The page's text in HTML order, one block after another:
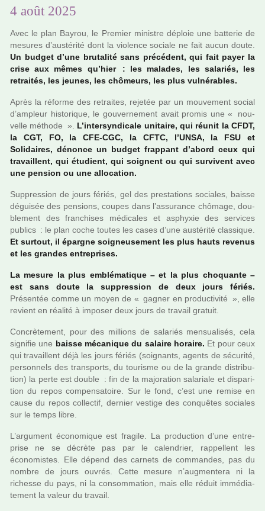
4 août 2025
Avec le plan Bayrou, le Premier minis­tre déploie une bat­te­rie de
mesu­res d’aus­té­rité dont la vio­lence sociale ne fait aucun doute.
Un budget d’une bru­ta­lité sans pré­cé­dent, qui fait payer la
crise aux mêmes qu’hier : les mala­des, les sala­riés, les
retrai­tés, les jeunes, les chô­meurs, les plus vul­né­ra­bles.
Après la réforme des retrai­tes, reje­tée par un mou­ve­ment social
d’ampleur his­to­ri­que, le gou­ver­ne­ment avait promis une « nou­
velle métho­de ». L’inter­syn­di­cale uni­taire, qui réunit la CFDT,
la CGT, FO, la CFE-CGC, la CFTC, l’UNSA, la FSU et
Solidaires, dénonce un budget frap­pant d’abord ceux qui
tra­vaillent, qui étudient, qui soi­gnent ou qui sur­vi­vent avec
une pen­sion ou une allo­ca­tion.
Suppression de jours fériés, gel des pres­ta­tions socia­les, baisse
dégui­sée des pen­sions, coupes dans l’assu­rance chô­mage, dou­
ble­ment des fran­chi­ses médi­ca­les et asphyxie des ser­vi­ces
publics : le plan coche toutes les cases d’une aus­té­rité clas­si­que.
Et sur­tout, il épargne soi­gneu­se­ment les plus hauts reve­nus
et les gran­des entre­pri­ses.
La mesure la plus emblé­ma­ti­que – et la plus cho­quante –
est sans doute la sup­pres­sion de deux jours fériés.
Présentée comme un moyen de « ga­gner en pro­duc­ti­vi­té », elle
revient en réa­lité à impo­ser deux jours de tra­vail gra­tuit.
Concrètement, pour des mil­lions de sala­riés men­sua­li­sés, cela
signi­fie une baisse méca­ni­que du salaire horaire. Et pour ceux
qui tra­vaillent déjà les jours fériés (soi­gnants, agents de sécu­rité,
per­son­nels des trans­ports, du tou­risme ou de la grande dis­tri­bu­
tion) la perte est dou­ble : fin de la majo­ra­tion sala­riale et dis­pa­ri­
tion du repos com­pen­sa­toire. Sur le fond, c’est une remise en
cause du repos col­lec­tif, der­nier ves­tige des conquê­tes socia­les
sur le temps libre.
L’argu­ment économique est fra­gile. La pro­duc­tion d’une entre­
prise ne se décrète pas par le calen­drier, rap­pel­lent les
économistes. Elle dépend des car­nets de com­man­des, pas du
nombre de jours ouvrés. Cette mesure n’aug­men­tera ni la
richesse du pays, ni la consom­ma­tion, mais elle réduit immé­dia­
te­ment la valeur du tra­vail.